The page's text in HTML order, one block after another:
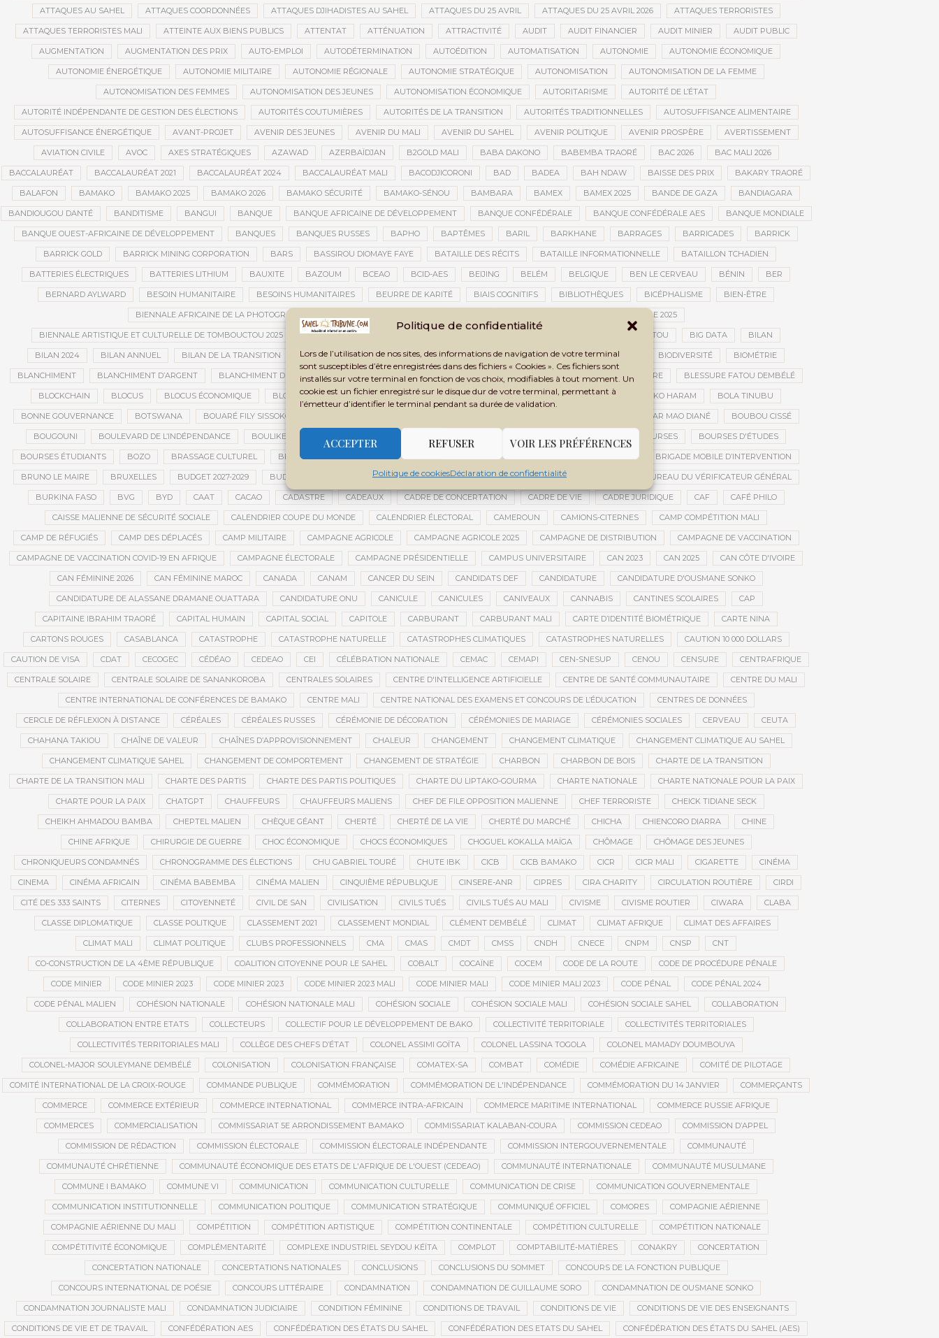
Politique de confidentialité
Lors de l’utilisation de nos sites, des informations de navigation de votre terminal
sont susceptibles d’être enregistrées dans des fichiers « Cookies ». Ces fichiers sont
installés sur votre terminal en fonction de vos choix, modifiables à tout moment. Un
cookie est un fichier enregistré sur le disque dur de votre terminal, permettant à
l’émetteur d’identifier le terminal pendant sa durée de validation.
ACCEPTER REFUSER VOIR LES PRÉFÉRENCES
Politique de cookiesDéclaration de confidentialité
ATTAQUES AU SAHEL ATTAQUES COORDONNÉES ATTAQUES DJIHADISTES AU SAHEL ATTAQUES DU 25 AVRIL ATTAQUES DU 25 AVRIL 2026 ATTAQUES TERRORISTES
ATTAQUES TERRORISTES MALI ATTEINTE AUX BIENS PUBLICS ATTENTAT ATTÉNUATION ATTRACTIVITÉ AUDIT AUDIT FINANCIER AUDIT MINIER AUDIT PUBLIC
AUGMENTATION AUGMENTATION DES PRIX AUTO-EMPLOI AUTODÉTERMINATION AUTOÉDITION AUTOMATISATION AUTONOMIE AUTONOMIE ÉCONOMIQUE
AUTONOMIE ÉNERGÉTIQUE AUTONOMIE MILITAIRE AUTONOMIE RÉGIONALE AUTONOMIE STRATÉGIQUE AUTONOMISATION AUTONOMISATION DE LA FEMME
AUTONOMISATION DES FEMMES AUTONOMISATION DES JEUNES AUTONOMISATION ÉCONOMIQUE AUTORITARISME AUTORITÉ DE L’ÉTAT
AUTORITÉ INDÉPENDANTE DE GESTION DES ÉLECTIONS AUTORITÉS COUTUMIÈRES AUTORITÉS DE LA TRANSITION AUTORITÉS TRADITIONNELLES AUTOSUFFISANCE ALIMENTAIRE
AUTOSUFFISANCE ÉNERGÉTIQUE AVANT-PROJET AVENIR DES JEUNES AVENIR DU MALI AVENIR DU SAHEL AVENIR POLITIQUE AVENIR PROSPÈRE AVERTISSEMENT
AVIATION CIVILE AVOC AXES STRATÉGIQUES AZAWAD AZERBAÏDJAN B2GOLD MALI BABA DAKONO BABEMBA TRAORÉ BAC 2026 BAC MALI 2026
BACCALAURÉAT BACCALAURÉAT 2021 BACCALAURÉAT 2024 BACCALAURÉAT MALI BACODJICORONI BAD BADEA BAH NDAW BAISSE DES PRIX BAKARY TRAORÉ
BALAFON BAMAKO BAMAKO 2025 BAMAKO 2026 BAMAKO SÉCURITÉ BAMAKO-SÉNOU BAMBARA BAMEX BAMEX 2025 BANDE DE GAZA BANDIAGARA
BANDIOUGOU DANTÉ BANDITISME BANGUI BANQUE BANQUE AFRICAINE DE DÉVELOPPEMENT BANQUE CONFÉDÉRALE BANQUE CONFÉDÉRALE AES BANQUE MONDIALE
BANQUE OUEST-AFRICAINE DE DÉVELOPPEMENT BANQUES BANQUES RUSSES BAPHO BAPTÊMES BARIL BARKHANE BARRAGES BARRICADES BARRICK
BARRICK GOLD BARRICK MINING CORPORATION BARS BASSIROU DIOMAYE FAYE BATAILLE DES RÉCITS BATAILLE INFORMATIONNELLE BATAILLON TCHADIEN
BATTERIES ÉLECTRIQUES BATTERIES LITHIUM BAUXITE BAZOUM BCEAO BCID-AES BEIJING BELÉM BELGIQUE BEN LE CERVEAU BÉNIN BER
BERNARD AYLWARD BESOIN HUMANITAIRE BESOINS HUMANITAIRES BEURRE DE KARITÉ BIAIS COGNITIFS BIBLIOTHÈQUES BICÉPHALISME BIEN-ÊTRE
BIENNALE AFRICAINE DE LA PHOTOGRAPHIE BIENNALE ARTISTIQUE ET CULTURELLE 2025
BIENNALE ARTISTIQUE ET CULTURELLE DE TOMBOUCTOU 2025 BIENNALE ARTISTIQUE ET CULTURELLE TOMBOUCTOU 2025 BIENNALE DE TOMBOUCTOU BIG DATA BILAN
BILAN 2024 BILAN ANNUEL BILAN DE LA TRANSITION BILAN DES ACTIVITÉS BILAN ET PERSPECTIVES BILAN HUMAIN BINTOU BIODIVERSITÉ BIOMÉTRIE
BLANCHIMENT BLANCHIMENT D’ARGENT BLANCHIMENT DE CAPITAUX BLASPHÈME BLÉ BLÉ RUSSE BLESSÉS BLESSÉS DE GUERRE BLESSURE FATOU DEMBÉLÉ
BLOCKCHAIN BLOCUS BLOCUS ÉCONOMIQUE BLOGING BNDA BOAD BOBO-DIOULASSO BOGOLAN BOKAR BIRO BOKO HARAM BOLA TINUBU
BONNE GOUVERNANCE BOTSWANA BOUARÉ FILY SISSOKO BOUBACAR MAO DIANÉ BOUBOU CISSÉ
BOUGOUNI BOULEVARD DE L’INDÉPENDANCE BOULIKESSI BOURÉMA KANSAYE BOURSES BOURSES D'ÉTUDES
BOURSES ÉTUDIANTS BOZO BRASSAGE CULTUREL BRÉMA ELY DICKO BRICE OLIGUI NGUEMA BRIGADE MOBILE D’INTERVENTION
BRUNO LE MAIRE BRUXELLES BUDGET 2027-2029 BUDGET AGRICOLE BUDGET DE LA PRÉSIDENCE BUDGET NATIONAL BUREAU DU VÉRIFICATEUR GÉNÉRAL
BURKINA FASO BVG BYD CAAT CACAO CADASTRE CADEAUX CADRE DE CONCERTATION CADRE DE VIE CADRE JURIDIQUE CAF CAFÉ PHILO
CAISSE MALIENNE DE SÉCURITÉ SOCIALE CALENDRIER COUPE DU MONDE CALENDRIER ÉLECTORAL CAMEROUN CAMIONS-CITERNES CAMP COMPÉTITION MALI
CAMP DE RÉFUGIÉS CAMP DES DÉPLACÉS CAMP MILITAIRE CAMPAGNE AGRICOLE CAMPAGNE AGRICOLE 2025 CAMPAGNE DE DISTRIBUTION CAMPAGNE DE VACCINATION
CAMPAGNE DE VACCINATION COVID-19 EN AFRIQUE CAMPAGNE ÉLECTORALE CAMPAGNE PRÉSIDENTIELLE CAMPUS UNIVERSITAIRE CAN 2023 CAN 2025 CAN CÔTE D'IVOIRE
CAN FÉMININE 2026 CAN FÉMININE MAROC CANADA CANAM CANCER DU SEIN CANDIDATS DEF CANDIDATURE CANDIDATURE D'OUSMANE SONKO
CANDIDATURE DE ALASSANE DRAMANE OUATTARA CANDIDATURE ONU CANICULE CANICULES CANIVEAUX CANNABIS CANTINES SCOLAIRES CAP
CAPITAINE IBRAHIM TRAORÉ CAPITAL HUMAIN CAPITAL SOCIAL CAPITOLE CARBURANT CARBURANT MALI CARTE D’IDENTITÉ BIOMÉTRIQUE CARTE NINA
CARTONS ROUGES CASABLANCA CATASTROPHE CATASTROPHE NATURELLE CATASTROPHES CLIMATIQUES CATASTROPHES NATURELLES CAUTION 10 000 DOLLARS
CAUTION DE VISA CDAT CECOGEC CÉDÉAO CEDEAO CEI CÉLÉBRATION NATIONALE CEMAC CEMAPI CEN-SNESUP CENOU CENSURE CENTRAFRIQUE
CENTRALE SOLAIRE CENTRALE SOLAIRE DE SANANKOROBA CENTRALES SOLAIRES CENTRE D'INTELLIGENCE ARTIFICIELLE CENTRE DE SANTÉ COMMUNAUTAIRE CENTRE DU MALI
CENTRE INTERNATIONAL DE CONFÉRENCES DE BAMAKO CENTRE MALI CENTRE NATIONAL DES EXAMENS ET CONCOURS DE L’ÉDUCATION CENTRES DE DONNÉES
CERCLE DE RÉFLEXION À DISTANCE CÉRÉALES CÉRÉALES RUSSES CÉRÉMONIE DE DÉCORATION CÉRÉMONIES DE MARIAGE CÉRÉMONIES SOCIALES CERVEAU CEUTA
CHAHANA TAKIOU CHAÎNE DE VALEUR CHAÎNES D’APPROVISIONNEMENT CHALEUR CHANGEMENT CHANGEMENT CLIMATIQUE CHANGEMENT CLIMATIQUE AU SAHEL
CHANGEMENT CLIMATIQUE SAHEL CHANGEMENT DE COMPORTEMENT CHANGEMENT DE STRATÉGIE CHARBON CHARBON DE BOIS CHARTE DE LA TRANSITION
CHARTE DE LA TRANSITION MALI CHARTE DES PARTIS CHARTE DES PARTIS POLITIQUES CHARTE DU LIPTAKO-GOURMA CHARTE NATIONALE CHARTE NATIONALE POUR LA PAIX
CHARTE POUR LA PAIX CHATGPT CHAUFFEURS CHAUFFEURS MALIENS CHEF DE FILE OPPOSITION MALIENNE CHEF TERRORISTE CHEICK TIDIANE SECK
CHEIKH AHMADOU BAMBA CHEPTEL MALIEN CHÈQUE GÉANT CHERTÉ CHERTÉ DE LA VIE CHERTÉ DU MARCHÉ CHICHA CHIENCORO DIARRA CHINE
CHINE AFRIQUE CHIRURGIE DE GUERRE CHOC ÉCONOMIQUE CHOCS ÉCONOMIQUES CHOGUEL KOKALLA MAÏGA CHÔMAGE CHÔMAGE DES JEUNES
CHRONIQUEURS CONDAMNÉS CHRONOGRAMME DES ÉLECTIONS CHU GABRIEL TOURÉ CHUTE IBK CICB CICB BAMAKO CICR CICR MALI CIGARETTE CINÉMA
CINEMA CINÉMA AFRICAIN CINÉMA BABEMBA CINÉMA MALIEN CINQUIÈME RÉPUBLIQUE CINSERE-ANR CIPRES CIRA CHARITY CIRCULATION ROUTIÈRE CIRDI
CITÉ DES 333 SAINTS CITERNES CITOYENNETÉ CIVIL DE SAN CIVILISATION CIVILS TUÉS CIVILS TUÉS AU MALI CIVISME CIVISME ROUTIER CIWARA CLABA
CLASSE DIPLOMATIQUE CLASSE POLITIQUE CLASSEMENT 2021 CLASSEMENT MONDIAL CLÉMENT DEMBÉLÉ CLIMAT CLIMAT AFRIQUE CLIMAT DES AFFAIRES
CLIMAT MALI CLIMAT POLITIQUE CLUBS PROFESSIONNELS CMA CMAS CMDT CMSS CNDH CNECE CNPM CNSP CNT
CO-CONSTRUCTION DE LA 4ÈME RÉPUBLIQUE COALITION CITOYENNE POUR LE SAHEL COBALT COCAÏNE COCEM CODE DE LA ROUTE CODE DE PROCÉDURE PÉNALE
CODE MINIER CODE MINIER 2023 CODE MINIER 2023 CODE MINIER 2023 MALI CODE MINIER MALI CODE MINIER MALI 2023 CODE PÉNAL CODE PÉNAL 2024
CODE PÉNAL MALIEN COHÉSION NATIONALE COHÉSION NATIONALE MALI COHÉSION SOCIALE COHÉSION SOCIALE MALI COHÉSION SOCIALE SAHEL COLLABORATION
COLLABORATION ENTRE ETATS COLLECTEURS COLLECTIF POUR LE DÉVELOPPEMENT DE BAKO COLLECTIVITÉ TERRITORIALE COLLECTIVITÉS TERRITORIALES
COLLECTIVITÉS TERRITORIALES MALI COLLÈGE DES CHEFS D’ÉTAT COLONEL ASSIMI GOÏTA COLONEL LASSINA TOGOLA COLONEL MAMADY DOUMBOUYA
COLONEL-MAJOR SOULEYMANE DEMBÉLÉ COLONISATION COLONISATION FRANÇAISE COMATEX-SA COMBAT COMÉDIE COMÉDIE AFRICAINE COMITÉ DE PILOTAGE
COMITÉ INTERNATIONAL DE LA CROIX-ROUGE COMMANDE PUBLIQUE COMMÉMORATION COMMÉMORATION DE L'INDÉPENDANCE COMMÉMORATION DU 14 JANVIER COMMERÇANTS
COMMERCE COMMERCE EXTÉRIEUR COMMERCE INTERNATIONAL COMMERCE INTRA-AFRICAIN COMMERCE MARITIME INTERNATIONAL COMMERCE RUSSIE AFRIQUE
COMMERCES COMMERCIALISATION COMMISSARIAT 5E ARRONDISSEMENT BAMAKO COMMISSARIAT KALABAN-COURA COMMISSION CEDEAO COMMISSION D’APPEL
COMMISSION DE RÉDACTION COMMISSION ÉLECTORALE COMMISSION ÉLECTORALE INDÉPENDANTE COMMISSION INTERGOUVERNEMENTALE COMMUNAUTÉ
COMMUNAUTÉ CHRÉTIENNE COMMUNAUTÉ ÉCONOMIQUE DES ETATS DE L'AFRIQUE DE L'OUEST (CEDEAO) COMMUNAUTÉ INTERNATIONALE COMMUNAUTÉ MUSULMANE
COMMUNE I BAMAKO COMMUNE VI COMMUNICATION COMMUNICATION CULTURELLE COMMUNICATION DE CRISE COMMUNICATION GOUVERNEMENTALE
COMMUNICATION INSTITUTIONNELLE COMMUNICATION POLITIQUE COMMUNICATION STRATÉGIQUE COMMUNIQUÉ OFFICIEL COMORES COMPAGNIE AÉRIENNE
COMPAGNIE AÉRIENNE DU MALI COMPÉTITION COMPÉTITION ARTISTIQUE COMPÉTITION CONTINENTALE COMPÉTITION CULTURELLE COMPÉTITION NATIONALE
COMPÉTITIVITÉ ÉCONOMIQUE COMPLÉMENTARITÉ COMPLEXE INDUSTRIEL SEYDOU KÉÏTA COMPLOT COMPTABILITÉ-MATIÈRES CONAKRY CONCERTATION
CONCERTATION NATIONALE CONCERTATIONS NATIONALES CONCLUSIONS CONCLUSIONS DU SOMMET CONCOURS DE LA FONCTION PUBLIQUE
CONCOURS INTERNATIONAL DE POÉSIE CONCOURS LITTÉRAIRE CONDAMNATION CONDAMNATION DE GUILLAUME SORO CONDAMNATION DE OUSMANE SONKO
CONDAMNATION JOURNALISTE MALI CONDAMNATION JUDICIAIRE CONDITION FÉMININE CONDITIONS DE TRAVAIL CONDITIONS DE VIE CONDITIONS DE VIE DES ENSEIGNANTS
CONDITIONS DE VIE ET DE TRAVAIL CONFÉDÉRATION AES CONFÉDÉRATION DES ÉTATS DU SAHEL CONFÉDÉRATION DES ETATS DU SAHEL CONFÉDÉRATION DES ÉTATS DU SAHEL (AES)